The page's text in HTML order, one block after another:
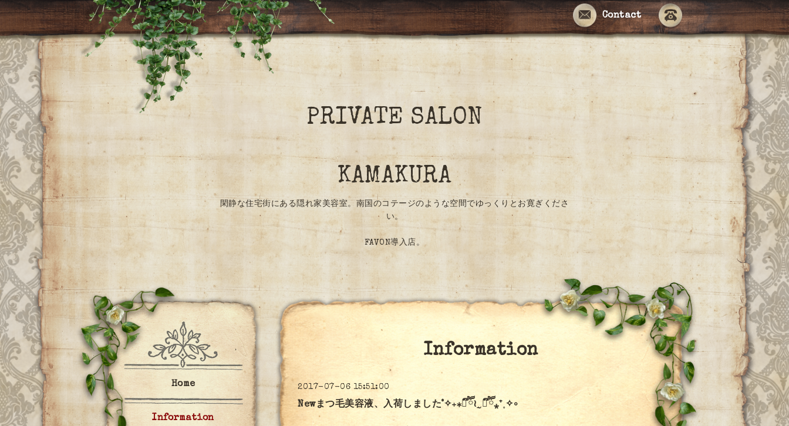
Contact
PRIVATE SALON
KAMAKURA
閑静な住宅街にある隠れ家美容室。南国のコテージのような空間でゆっくりとお寛ぎくださ
い。
FAVON導入店。
Information
2017-07-06 15:51:00
Newまつ毛美容液、入荷しました˚✧₊⁎❝᷀ົཽ≀ˍ̮ ❝᷀ົཽ⁎⁺˳✧༚
Home
Information